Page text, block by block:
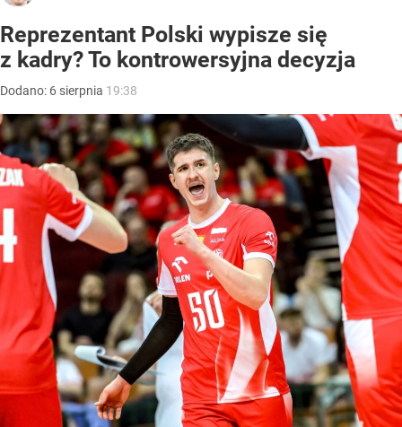
Reprezentant Polski wypisze się
z kadry? To kontrowersyjna decyzja
Dodano: 6 sierpnia 19:38